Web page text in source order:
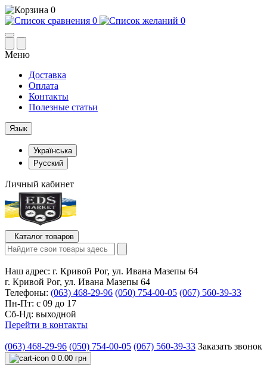
0
0
0
Меню
Доставка
Оплата
Контакты
Полезные статьи
Язык
Українська
Русский
Личный кабинет
Каталог товаров
Наш адрес: г. Кривой Рог, ул. Ивана Мазепы 64
г. Кривой Рог, ул. Ивана Мазепы 64
Телефоны: (063) 468-29-96 (050) 754-00-05 (067) 560-39-33
Пн-Пт: с 09 до 17
Сб-Нд: выходной
Перейти в контакты
(063) 468-29-96 (050) 754-00-05 (067) 560-39-33 Заказать звонок
0 0.00 грн